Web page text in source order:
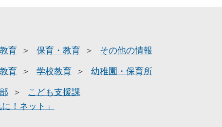
育 保育・教育 その他の情報
育 学校教育 幼稚園・保育所
こども支援課
！ネット」